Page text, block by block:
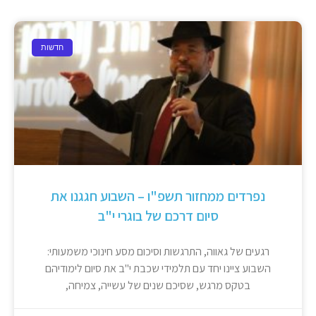
חדשות
נפרדים ממחזור תשפ"ו – השבוע חגגנו את
סיום דרכם של בוגרי י"ב
רגעים של גאווה, התרגשות וסיכום מסע חינוכי משמעותי:
השבוע ציינו יחד עם תלמידי שכבת י"ב את סיום לימודיהם
בטקס מרגש, שסיכם שנים של עשייה, צמיחה,